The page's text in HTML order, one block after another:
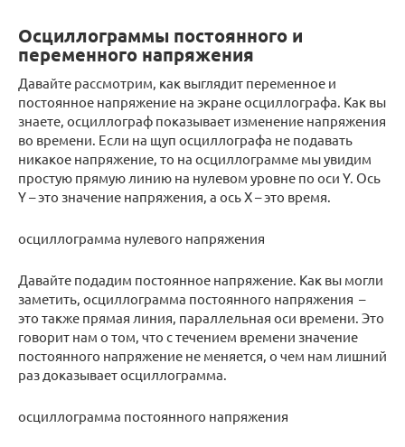
Осциллограммы постоянного и
переменного напряжения
Давайте рассмотрим, как выглядит переменное и
постоянное напряжение на экране осциллографа. Как вы
знаете, осциллограф показывает изменение напряжения
во времени. Если на щуп осциллографа не подавать
никакое напряжение, то на осциллограмме мы увидим
простую прямую линию на нулевом уровне по оси Y. Ось
Y – это значение напряжения, а ось Х – это время.
осциллограмма нулевого напряжения
Давайте подадим постоянное напряжение. Как вы могли
заметить, осциллограмма постоянного напряжения –
это также прямая линия, параллельная оси времени. Это
говорит нам о том, что с течением времени значение
постоянного напряжение не меняется, о чем нам лишний
раз доказывает осциллограмма.
осциллограмма постоянного напряжения